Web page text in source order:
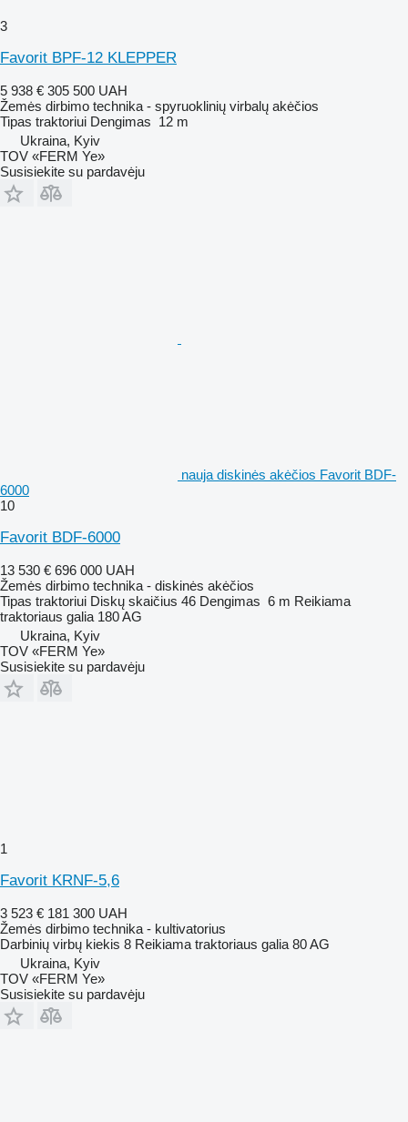
3
Favorit BPF-12 KLEPPER
5 938 € 305 500 UAH
Žemės dirbimo technika - spyruoklinių virbalų akėčios
Tipas traktoriui Dengimas 12 m
Ukraina, Kyiv
TOV «FERM Ye»
Susisiekite su pardavėju
nauja diskinės akėčios Favorit BDF-
6000
10
Favorit BDF-6000
13 530 € 696 000 UAH
Žemės dirbimo technika - diskinės akėčios
Tipas traktoriui Diskų skaičius 46 Dengimas 6 m Reikiama
traktoriaus galia 180 AG
Ukraina, Kyiv
TOV «FERM Ye»
Susisiekite su pardavėju
1
Favorit KRNF-5,6
3 523 € 181 300 UAH
Žemės dirbimo technika - kultivatorius
Darbinių virbų kiekis 8 Reikiama traktoriaus galia 80 AG
Ukraina, Kyiv
TOV «FERM Ye»
Susisiekite su pardavėju